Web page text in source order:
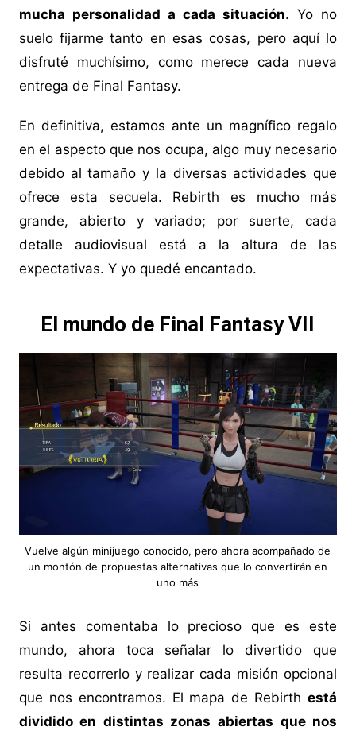
mucha personalidad a cada situación. Yo no
suelo fijarme tanto en esas cosas, pero aquí lo
disfruté muchísimo, como merece cada nueva
entrega de Final Fantasy.
En definitiva, estamos ante un magnífico regalo
en el aspecto que nos ocupa, algo muy necesario
debido al tamaño y la diversas actividades que
ofrece esta secuela. Rebirth es mucho más
grande, abierto y variado; por suerte, cada
detalle audiovisual está a la altura de las
expectativas. Y yo quedé encantado.
El mundo de Final Fantasy VII
Vuelve algún minijuego conocido, pero ahora acompañado de
un montón de propuestas alternativas que lo convertirán en
uno más
Si antes comentaba lo precioso que es este
mundo, ahora toca señalar lo divertido que
resulta recorrerlo y realizar cada misión opcional
que nos encontramos. El mapa de Rebirthestá
dividido en distintas zonas abiertas que nos